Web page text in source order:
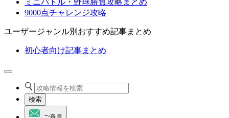
ミニバトル・野球勝負攻略まとめ
9000点チャレンジ攻略
ユーザージャンル別おすすめ記事まとめ
初心者向け記事まとめ
検索